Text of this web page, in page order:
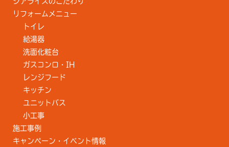
リフォームメニュー
トイレ
給湯器
洗面化粧台
ガスコンロ・IH
レンジフード
キッチン
ユニットバス
小工事
施工事例
キャンペーン・イベント情報